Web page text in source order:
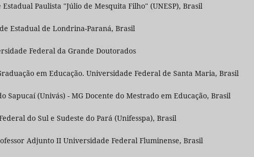
Paulista "Júlio de Mesquita Filho" (UNESP), Brasil
Estadual de Londrina-Paraná, Brasil
Federal da Grande Doutorados
em Educação. Universidade Federal de Santa Maria, Brasil
Sapucaí (Univás) - MG Docente do Mestrado em Educação, Brasil
do Sul e Sudeste do Pará (Unifesspa), Brasil
Adjunto II Universidade Federal Fluminense, Brasil